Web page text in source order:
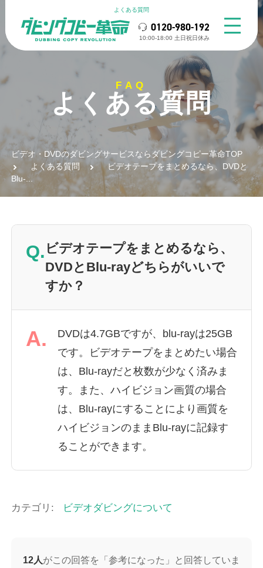
よくある質問
0120-980-192
10:00-18:00 ⼟⽇祝⽇休み
FAQ
よくある質問
ビデオ・DVDのダビングサービスならダビングコピー革命TOP
よくある質問
ビデオテープをまとめるなら、DVDと
Blu-...
Q. ビデオテープをまとめるなら、
DVDとBlu-rayどちらがいいで
すか？
A.
DVDは4.7GBですが、blu-rayは25GB
です。ビデオテープをまとめたい場合
は、Blu-rayだと枚数が少なく済みま
す。また、ハイビジョン画質の場合
は、Blu-rayにすることにより画質を
ハイビジョンのままBlu-rayに記録す
ることができます。
カテゴリ: ビデオダビングについて
12人がこの回答を「参考になった」と回答していま